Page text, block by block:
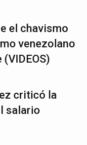
el chavismo
venezolano
criticó la
salario